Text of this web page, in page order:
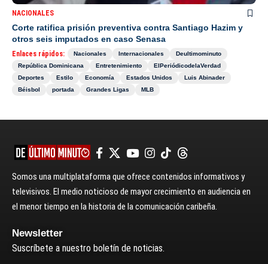
NACIONALES
Corte ratifica prisión preventiva contra Santiago Hazim y
otros seis imputados en caso Senasa
Enlaces rápidos: Nacionales Internacionales
Deultimominuto
República Dominicana
Entretenimiento
ElPeriódicodelaVerdad
Deportes
Estilo Economía Estados Unidos
Luis Abinader
Béisbol
portada Grandes Ligas MLB
Somos una multiplataforma que ofrece contenidos informativos y
televisivos. El medio noticioso de mayor crecimiento en audiencia en
el menor tiempo en la historia de la comunicación caribeña.
Newsletter
Suscríbete a nuestro boletín de noticias.